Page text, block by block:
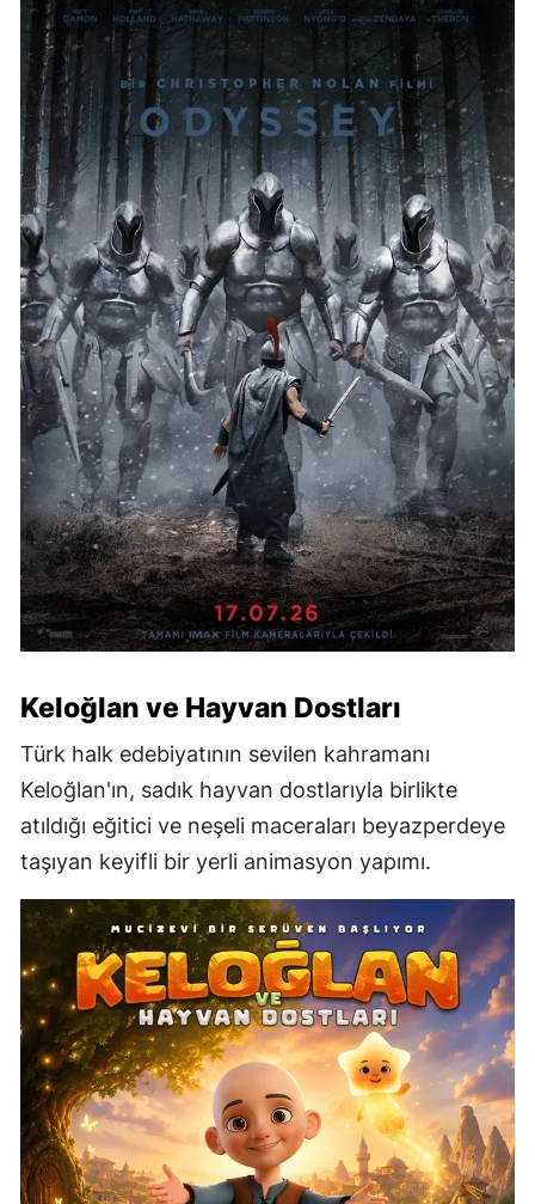
Keloğlan ve Hayvan Dostları
Türk halk edebiyatının sevilen kahramanı
Keloğlan'ın, sadık hayvan dostlarıyla birlikte
atıldığı eğitici ve neşeli maceraları beyazperdeye
taşıyan keyifli bir yerli animasyon yapımı.